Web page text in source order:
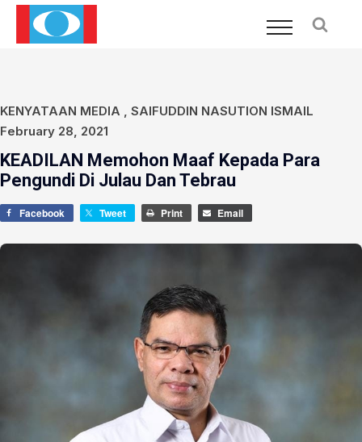
KENYATAAN MEDIA , SAIFUDDIN NASUTION ISMAIL
February 28, 2021
KEADILAN Memohon Maaf Kepada Para
Pengundi Di Julau Dan Tebrau
Facebook Tweet Print Email